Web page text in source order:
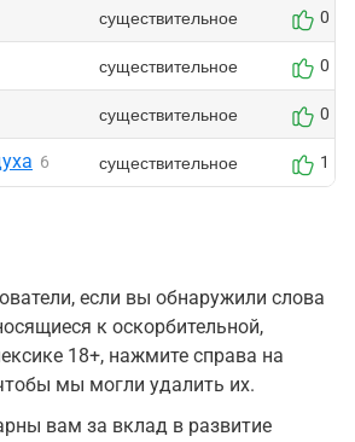
существительное 0
существительное 0
существительное 0
6 существительное 1
если вы обнаружили слова
к оскорбительной,
18+, нажмите справа на
мы могли удалить их.
вам за вклад в развитие